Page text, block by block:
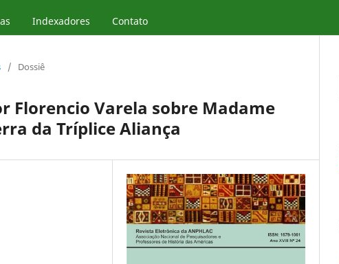
Indexadores Contato
/ Dossiê
Florencio Varela sobre Madame
da Tríplice Aliança